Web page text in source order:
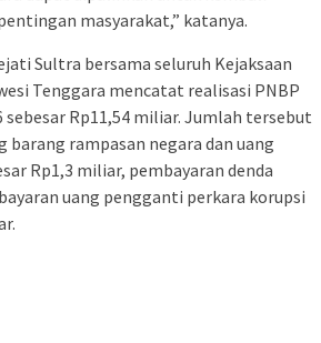
masyarakat,” katanya.
Sultra bersama seluruh Kejaksaan
Tenggara mencatat realisasi PNBP
sebesar Rp11,54 miliar. Jumlah tersebut
rampasan negara dan uang
Rp1,3 miliar, pembayaran denda
uang pengganti perkara korupsi